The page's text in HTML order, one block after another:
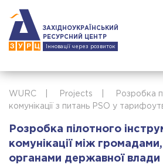
ЗАХІДНОУКРАЇНСЬКИЙ
РЕСУРСНИЙ ЦЕНТР
Інновації через розвиток
WURC Projects
Розробка
комунікації з питань PSO у
Розробка пілотного
комунікації між
органами державної влади